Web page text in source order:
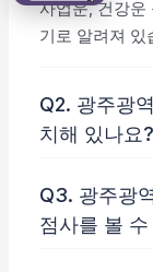
사업운, 건강운
기로 알려져 있
Q2. 광주광
치해 있나요?
Q3. 광주광
점사를 볼